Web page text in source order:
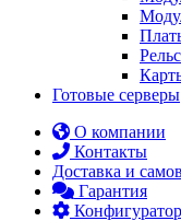
Готовые серверы
О компании
Контакты
Доставка и
Гарантия
Конфигуратор